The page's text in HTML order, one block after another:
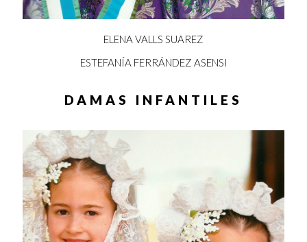
ELENA VALLS SUAREZ
ESTEFANÍA FERRÁNDEZ ASENSI
DAMAS INFANTILES